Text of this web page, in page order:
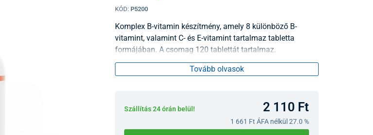
KÓD: P5200
Komplex B-vitamin készítmény, amely 8 különböző B-
vitamint, valamint C- és E-vitamint tartalmaz tabletta
formájában. A csomag 120 tablettát tartalmaz.
Tovább olvasok
Szállítás 24 órán belül! 2 110 Ft
1 661 Ft ÁFA nélkül 27.0 %